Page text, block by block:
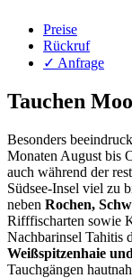
Preise
Rückruf
✓ Anfrage
Tauchen
Besonders
Monaten August bis
auch während der
Südsee-Insel viel zu
neben Rochen,
Rifffischarten sowie
Nachbarinsel Tahitis
Weißspitzenhaie
Tauchgängen